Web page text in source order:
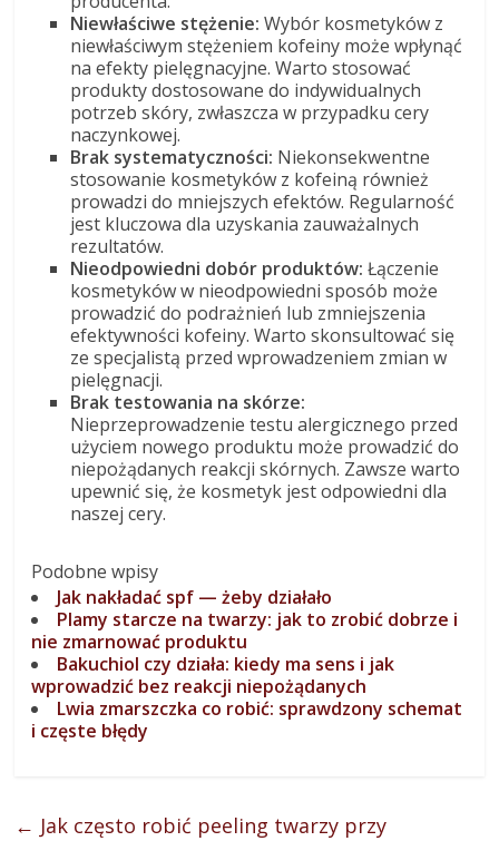
Niewłaściwe stężenie: Wybór kosmetyków z
niewłaściwym stężeniem kofeiny może wpłynąć
na efekty pielęgnacyjne. Warto stosować
produkty dostosowane do indywidualnych
potrzeb skóry, zwłaszcza w przypadku cery
naczynkowej.
Brak systematyczności: Niekonsekwentne
stosowanie kosmetyków z kofeiną również
prowadzi do mniejszych efektów. Regularność
jest kluczowa dla uzyskania zauważalnych
rezultatów.
Nieodpowiedni dobór produktów: Łączenie
kosmetyków w nieodpowiedni sposób może
prowadzić do podrażnień lub zmniejszenia
efektywności kofeiny. Warto skonsultować się
ze specjalistą przed wprowadzeniem zmian w
pielęgnacji.
Brak testowania na skórze:
Nieprzeprowadzenie testu alergicznego przed
użyciem nowego produktu może prowadzić do
niepożądanych reakcji skórnych. Zawsze warto
upewnić się, że kosmetyk jest odpowiedni dla
naszej cery.
Podobne wpisy
Jak nakładać spf — żeby działało
Plamy starcze na twarzy: jak to zrobić dobrze i
nie zmarnować produktu
Bakuchiol czy działa: kiedy ma sens i jak
wprowadzić bez reakcji niepożądanych
Lwia zmarszczka co robić: sprawdzony schemat
i częste błędy
← Jak często robić peeling twarzy przy